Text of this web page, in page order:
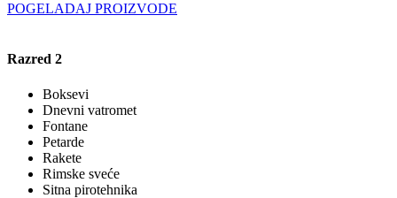
POGELADAJ PROIZVODE
Razred 2
Boksevi
Dnevni vatromet
Fontane
Petarde
Rakete
Rimske sveće
Sitna pirotehnika